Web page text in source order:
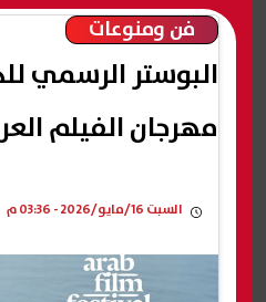
فن ومنوعات
مهرجان الفيلم
السبت 16/مايو/2026 - 03:36 م